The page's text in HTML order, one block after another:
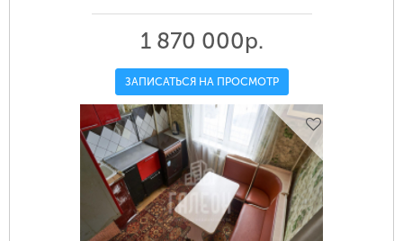
1 870 000р.
ЗАПИСАТЬСЯ НА ПРОСМОТР